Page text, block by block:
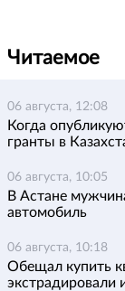
Читаемое
06 августа, 12:08
Когда
гранты в
06 августа, 10:05
В Астане
автомобиль
06 августа, 10:18
Обещал купить
экстрадировали